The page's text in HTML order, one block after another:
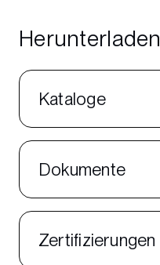
Herunterladen
Kataloge
Dokumente
Zertifizierungen